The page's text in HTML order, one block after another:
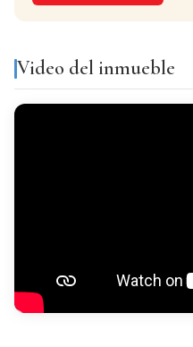
Equipamiento y servicios
Luminoso
Video del inmueble